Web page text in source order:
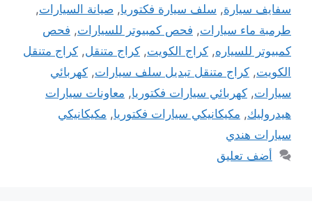
سفايف سيارة, سلف سيارة فكتوريا, صيانة السيارات,
طرمبة ماء سيارات, فحص كمبيوتر للسيارات, فحص
كمبيوتر للسياره, كراج الكويت, كراج متنقل, كراج متنقل
الكويت, كراج متنقل تبديل سلف سيارات, كهربائي
سيارات, كهربائي سيارات فكتوريا, معاونات سيارات
هيدروليك, مكيكانيكي سيارات فكتوريا, مكيكانيكي
سيارات هندي
أضف تعليق